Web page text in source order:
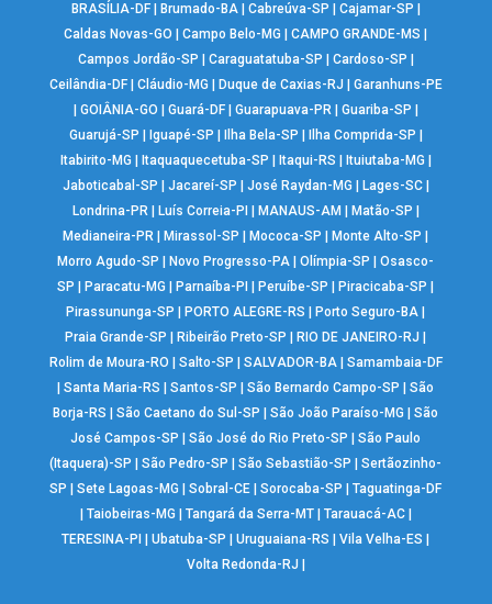
BRASÍLIA-DF| Brumado-BA| Cabreúva-SP Cajamar-SP
Caldas Novas-GO
|Campo Belo-MG |CAMPO GRANDE-MS
Campos Jordão-SP
Caraguatatuba-SP Cardoso-SP
Ceilândia-DF| Cláudio-MG Duque de Caxias-RJ
Garanhuns-PE
GOIÂNIA-GO Guará-DF| Guarapuava-PR| Guariba-SP
Guarujá-SP
Iguapé-SP Ilha Bela-SP Ilha Comprida-SP
Itabirito-MG
Itaquaquecetuba-SP Itaqui-RS Ituiutaba-MG
Jaboticabal-SP
Jacareí-SP José Raydan-MG Lages-SC|
Londrina-PR| Luís Correia-PI MANAUS-AM Matão-SP
Medianeira-PR
Mirassol-SP Mococa-SP Monte Alto-SP
Morro Agudo-SP
Novo Progresso-PA |Olímpia-SP |Osasco-
SP
Paracatu-MG Parnaíba-PI Peruíbe-SP Piracicaba-SP
Pirassununga-SP
PORTO ALEGRE-RS Porto Seguro-BA
Praia Grande-SP
Ribeirão Preto-SP RIO DE JANEIRO-RJ
Rolim de Moura-RO
Salto-SP SALVADOR-BA| Samambaia-DF
|Santa Maria-RS |Santos-SP |São Bernardo Campo-SP |São
Borja-RS
|São Caetano do Sul-SP |São João Paraíso-MG |São
José Campos-SP
|São José do Rio Preto-SP |São Paulo
(Itaquera)-SP
|São Pedro-SP |São Sebastião-SP |Sertãozinho-
SP
|Sete Lagoas-MG |Sobral-CE |Sorocaba-SP |Taguatinga-DF
Taiobeiras-MG Tangará da Serra-MT| Tarauacá-AC|
TERESINA-PI
|Ubatuba-SP |Uruguaiana-RS |Vila Velha-ES
Volta Redonda-RJ